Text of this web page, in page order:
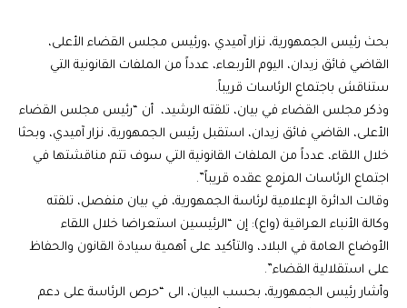
بحث رئيس الجمهورية، نزار آميدي ،ورئيس مجلس القضاء الأعلى،
القاضي فائق زيدان، اليوم الأربعاء، عدداً من الملفات القانونية التي
ستناقش باجتماع الرئاسات قريباً.
وذكر مجلس القضاء في بيان، تلقته الرشيد، أن “رئيس مجلس القضاء
الأعلى، القاضي فائق زيدان، استقبل رئيس الجمهورية، نزار آميدي، وبحثا
خلال اللقاء، عدداً من الملفات القانونية التي سوف تتم مناقشتها في
اجتماع الرئاسات المزمع عقده قريباً”.
وقالت الدائرة الإعلامية لرئاسة الجمهورية، في بيان منفصل، تلقته
وكالة الأنباء العراقية (واع): إن “الرئيسين استعراضا خلال اللقاء
الأوضاع العامة في البلاد، والتأكيد على أهمية سيادة القانون والحفاظ
على استقلالية القضاء”.
وأشار رئيس الجمهورية، بحسب البيان، الى “حرص الرئاسة على دعم